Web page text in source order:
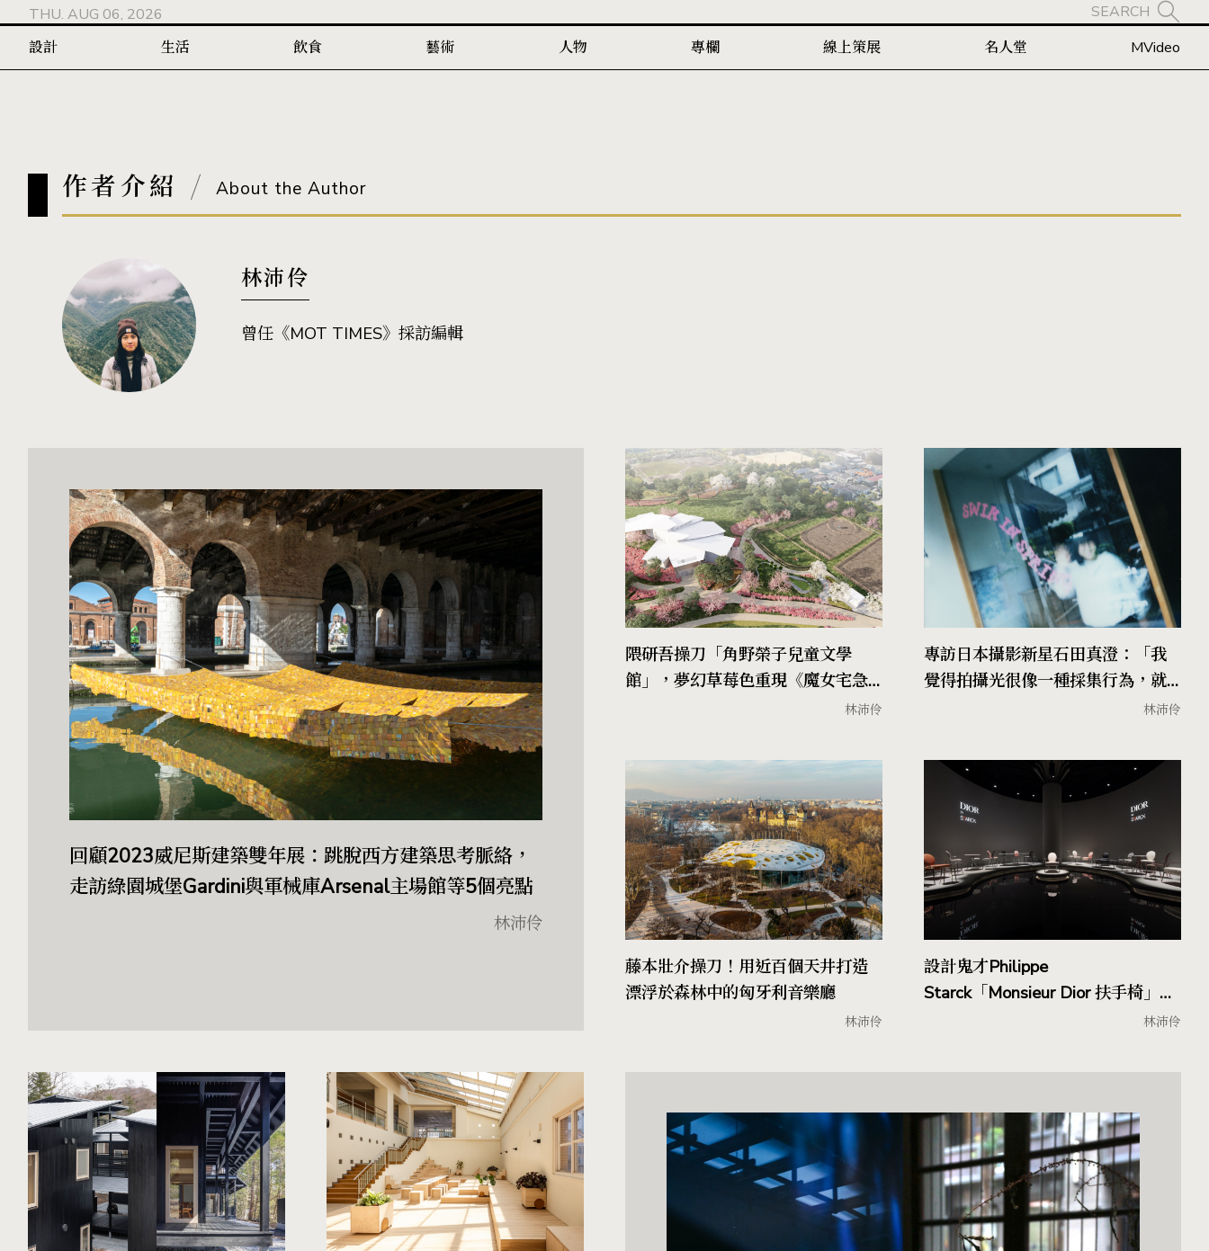
THU. AUG 06, 2026
SEARCH
設計
生活 飲食 藝術 人物 專欄 線上策展 名人堂 MVideo
作者介紹 About the Author
林沛伶
曾任《MOT TIMES》採訪編輯
回顧2023威尼斯建築雙年展：跳脫西方建築思考脈絡，
走訪綠園城堡Gardini與軍械庫Arsenal主場館等5個亮點
林沛伶
隈研吾操刀「角野榮子兒童文學
館」，夢幻草莓色重現《魔女宅急
林沛伶
專訪日本攝影新星石田真澄：「我
覺得拍攝光很像一種採集行為，就
林沛伶
藤本壯介操刀！用近百個天井打造
漂浮於森林中的匈牙利音樂廳
林沛伶
設計鬼才Philippe
Starck「Monsieur Dior 扶手椅」亮
相米蘭家具展！完美融合陽剛與陰
林沛伶